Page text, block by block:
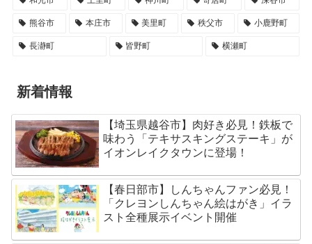
熊谷市 本庄市 美里町 秩父市 小鹿野町
長瀞町 皆野町 横瀬町
新着情報
【埼玉県越谷市】肉好き必見！鉄板で
味わう「テキサスキングステーキ」が
イオンレイクタウンに登場！
【春日部市】しんちゃんファン必見！
「クレヨンしんちゃん絵はがき」イラ
スト全種展示イベント開催